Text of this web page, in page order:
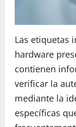
Las etiquetas
hardware
contienen
verificar la
mediante la
específicas